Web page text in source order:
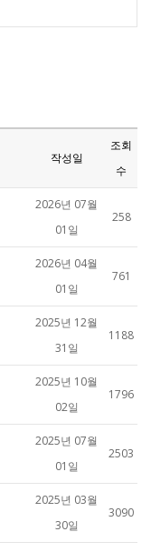
작성일
조회
수
2026년 07월
01일
258
2026년 04월
01일
761
2025년 12월
31일
1188
2025년 10월
02일
1796
2025년 07월
01일
2503
2025년 03월
30일
3090